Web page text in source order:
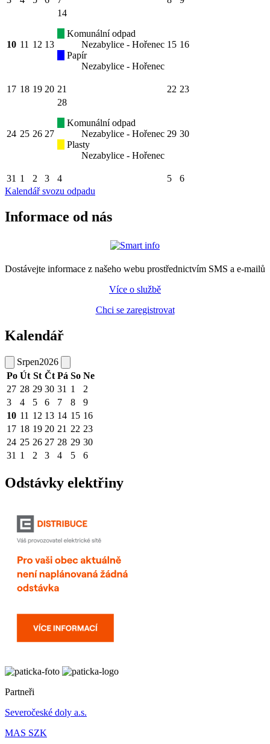
10 11 12 13
14
Komunální odpad
Nezabylice - Hořenec
Papír
Nezabylice - Hořenec
15 16
17 18 19 20 21 22 23
24 25 26 27
28
Komunální odpad
Nezabylice - Hořenec
Plasty
Nezabylice - Hořenec
29 30
31 1 2 3 4 5
6
Kalendář svozu odpadu
Informace od nás
Dostávejte informace z našeho webu prostřednictvím SMS a e-mailů
Více o službě
Chci se zaregistrovat
Kalendář
Srpen2026
Po Út St Čt Pá So Ne
27 28 29 30 31 1
2
3
4 5 6 7 8
9
10 11 12 13 14 15 16
17 18 19 20 21 22 23
24 25 26 27 28 29 30
31 1 2 3 4 5 6
Odstávky elektřiny
Partneři
Severočeské doly a.s.
MAS SZK